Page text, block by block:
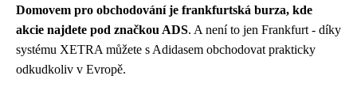
Domovem pro obchodování je frankfurtská burza, kde
akcie najdete pod značkou ADS. A není to jen Frankfurt - díky
systému XETRA můžete s Adidasem obchodovat prakticky
odkudkoliv v Evropě.